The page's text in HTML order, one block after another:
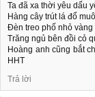
Ta đã xa thời yêu dấu
Hàng cây trút lá đổ
Đèn treo phố nhỏ
Trăng ngủ bên đồi cỏ
Hoàng anh cũng bắt
HHT
Trả lời